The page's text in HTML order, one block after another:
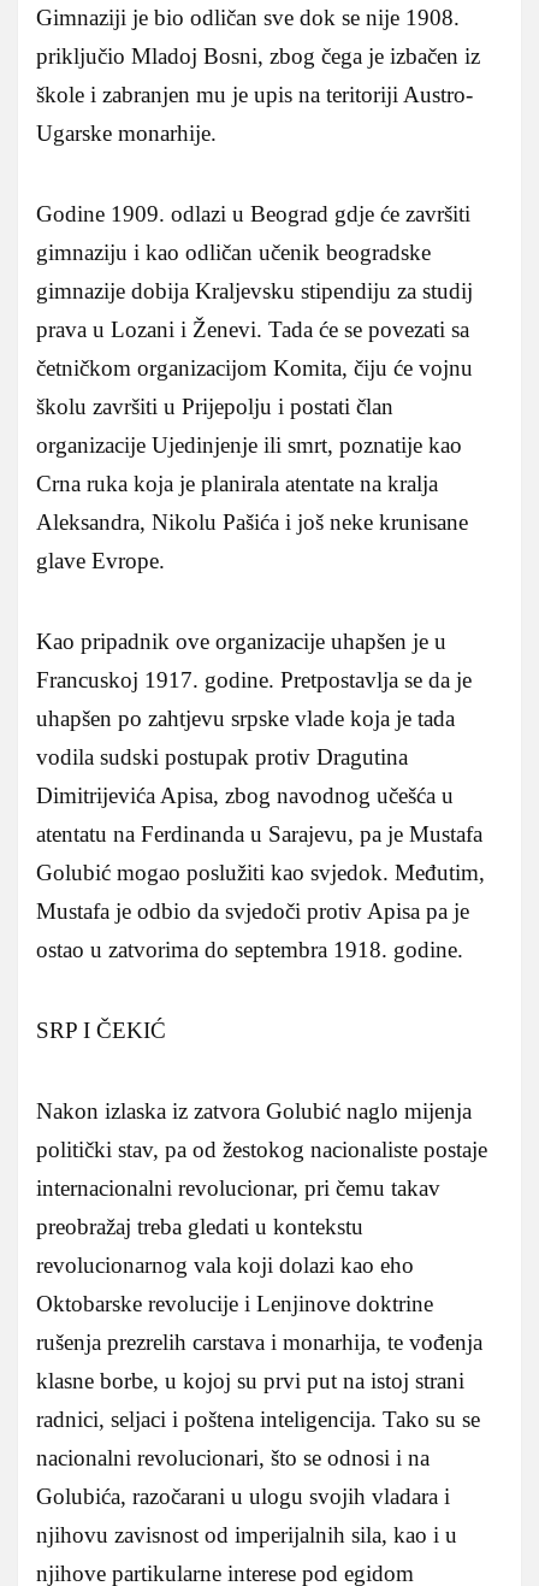
Gimnaziji je bio odličan sve dok se nije 1908.
priključio Mladoj Bosni, zbog čega je izbačen iz
škole i zabranjen mu je upis na teritoriji Austro-
Ugarske monarhije.
Godine 1909. odlazi u Beograd gdje će završiti
gimnaziju i kao odličan učenik beogradske
gimnazije dobija Kraljevsku stipendiju za studij
prava u Lozani i Ženevi. Tada će se povezati sa
četničkom organizacijom Komita, čiju će vojnu
školu završiti u Prijepolju i postati član
organizacije Ujedinjenje ili smrt, poznatije kao
Crna ruka koja je planirala atentate na kralja
Aleksandra, Nikolu Pašića i još neke krunisane
glave Evrope.
Kao pripadnik ove organizacije uhapšen je u
Francuskoj 1917. godine. Pretpostavlja se da je
uhapšen po zahtjevu srpske vlade koja je tada
vodila sudski postupak protiv Dragutina
Dimitrijevića Apisa, zbog navodnog učešća u
atentatu na Ferdinanda u Sarajevu, pa je Mustafa
Golubić mogao poslužiti kao svjedok. Međutim,
Mustafa je odbio da svjedoči protiv Apisa pa je
ostao u zatvorima do septembra 1918. godine.
SRP I ČEKIĆ
Nakon izlaska iz zatvora Golubić naglo mijenja
politički stav, pa od žestokog nacionaliste postaje
internacionalni revolucionar, pri čemu takav
preobražaj treba gledati u kontekstu
revolucionarnog vala koji dolazi kao eho
Oktobarske revolucije i Lenjinove doktrine
rušenja prezrelih carstava i monarhija, te vođenja
klasne borbe, u kojoj su prvi put na istoj strani
radnici, seljaci i poštena inteligencija. Tako su se
nacionalni revolucionari, što se odnosi i na
Golubića, razočarani u ulogu svojih vladara i
njihovu zavisnost od imperijalnih sila, kao i u
njihove partikularne interese pod egidom